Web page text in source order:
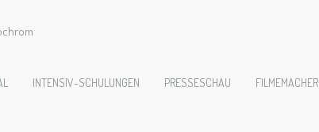
INTENSIV-SCHULUNGEN PRESSESCHAU FILMEMACHER
K4Plus No2